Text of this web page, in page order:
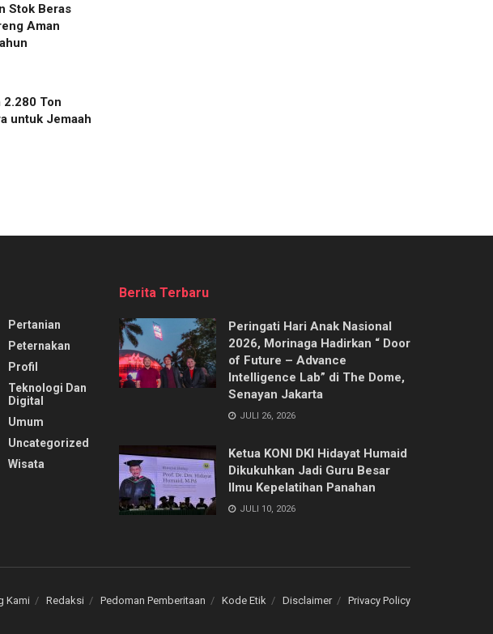
Stok Beras
Aman
2.280 Ton
untuk Jemaah
Pertanian
Peternakan
Profil
Teknologi Dan
Digital
Umum
Uncategorized
Wisata
Berita Terbaru
Peringati Hari Anak Nasional
2026, Morinaga Hadirkan “ Door
of Future – Advance
Intelligence Lab” di The Dome,
Senayan Jakarta
JULI 26, 2026
Ketua KONI DKI Hidayat Humaid
Dikukuhkan Jadi Guru Besar
Ilmu Kepelatihan Panahan
JULI 10, 2026
Kami Redaksi Pedoman Pemberitaan Kode Etik Disclaimer Privacy Policy